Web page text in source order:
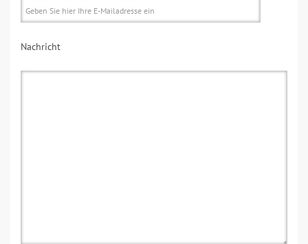
Nachricht